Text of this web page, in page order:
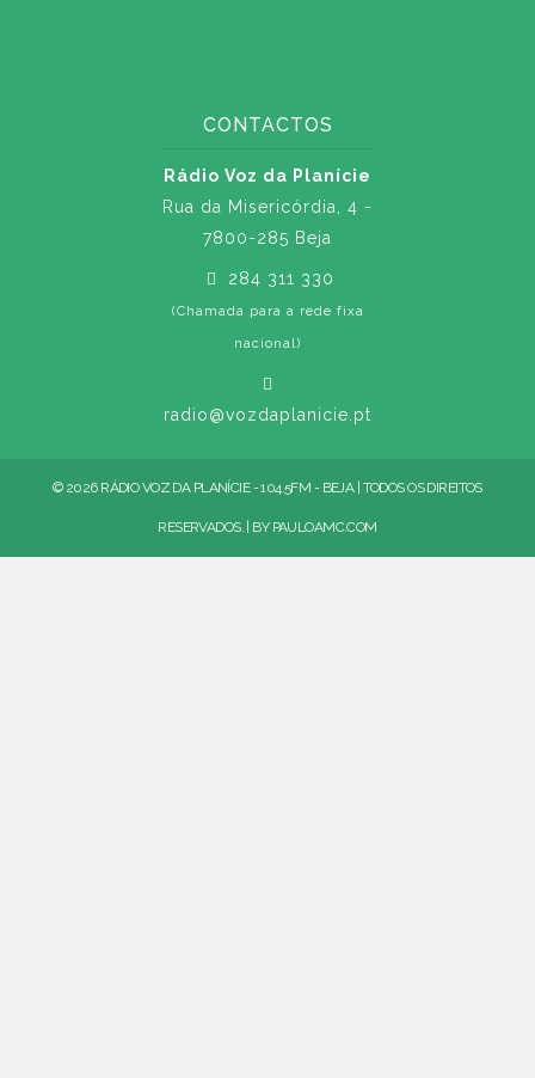
CONTACTOS
Rádio Voz da Planície
Rua da Misericórdia, 4 -
7800-285 Beja
284 311 330
(Chamada para a rede fixa
nacional)
radio@vozdaplanicie.pt
© 2026 RÁDIO VOZ DA PLANÍCIE - 104.5FM - BEJA | TODOS OS DIREITOS
RESERVADOS. | BY PAULOAMC.COM